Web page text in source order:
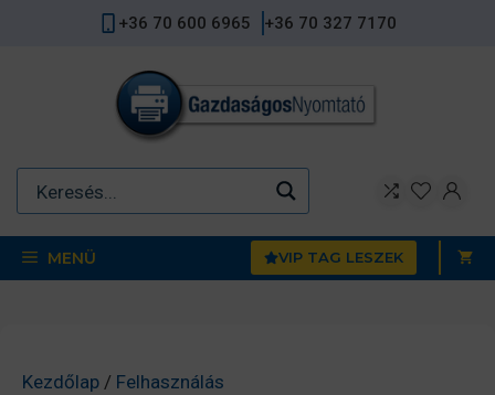
+36 70 600 6965 +36 70 327 7170
MENÜ VIP TAG LESZEK
Kezdőlap / Felhasználás